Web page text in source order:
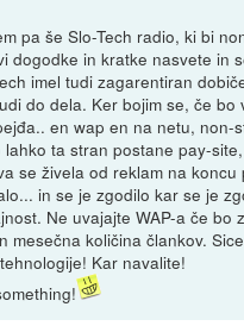
pa še Slo-Tech radio, ki bi
dogodke in kratke nasvete in
imel tudi zagarentiran
do dela. Ker bojim se, če bo
en wap en na netu, non-
lahko ta stran postane pay-
se živela od reklam na
in se je zgodilo kar se je
Ne uvajajte WAP-a če bo
mesečna količina člankov.
Kar navalite!